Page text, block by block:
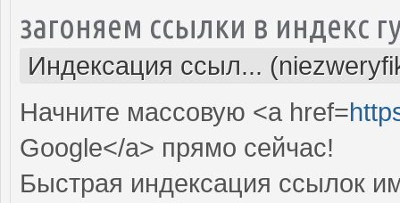
загоняем ссылки в индекс
Индексация ссыл...
Начните массовую <a href=
Google</a> прямо cейчас!
Быстрая индексация ссылок